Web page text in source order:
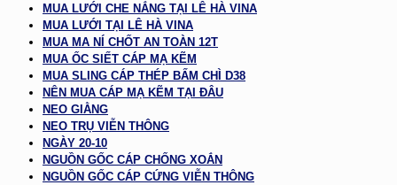
MUA LƯỚI CHE NẮNG TẠI LÊ HÀ VINA
MUA LƯỚI TẠI LÊ HÀ VINA
MUA MA NÍ CHỐT AN TOÀN 12T
MUA ỐC SIẾT CÁP MẠ KẼM
MUA SLING CÁP THÉP BẤM CHÌ D38
NÊN MUA CÁP MẠ KẼM TẠI ĐÂU
NEO GIẰNG
NEO TRỤ VIỄN THÔNG
NGÀY 20-10
NGUỒN GỐC CÁP CHỐNG XOẮN
NGUỒN GỐC CÁP CỨNG VIỄN THÔNG